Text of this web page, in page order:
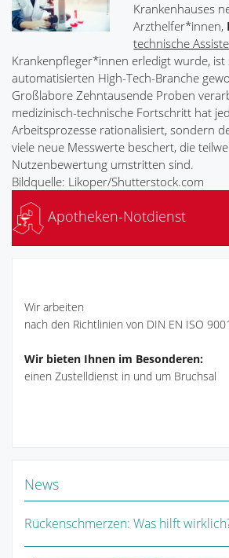
Krankenhauses
Arzthelfer*innen,
technische
Krankenpfleger*innen erledigt wurde, ist
automatisierten High-Tech-Branche
Großlabore Zehntausende Proben
medizinisch-technische Fortschritt hat
Arbeitsprozesse rationalisiert, sondern
viele neue Messwerte beschert, die
Nutzenbewertung umstritten sind.
Bildquelle: Likoper/Shutterstock.com
Apotheken-Notdienst
Wir arbeiten
nach den Richtlinien von DIN EN ISO 9001
Wir bieten Ihnen im Besonderen:
einen Zustelldienst in und um Bruchsal
News
Rückenschmerzen: Was hilft